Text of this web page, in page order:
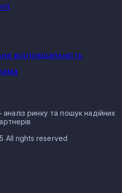
відповідальність
ринку та пошук надійних
All rights reserved